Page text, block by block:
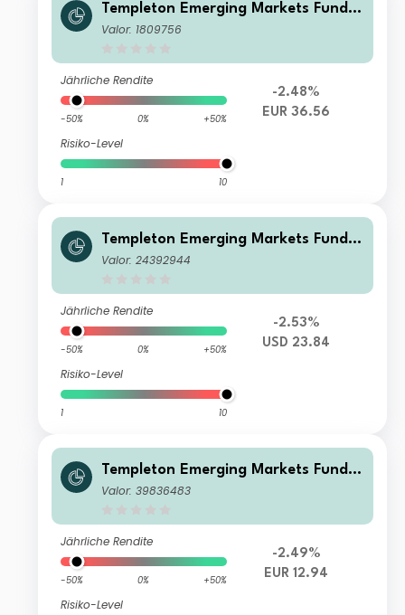
Templeton Emerging Markets Fund
N(acc)EUR
Valor: 1809756
Jährliche Rendite
-50% 0% +50%
Risiko-Level
1 10
-2.48%
EUR 36.56
Templeton Emerging Markets Fund Z
(acc)USD
Valor: 24392944
Jährliche Rendite
-50% 0% +50%
Risiko-Level
1 10
-2.53%
USD 23.84
Templeton Emerging Markets Fund
W(Ydis)EUR-H1
Valor: 39836483
Jährliche Rendite
-50% 0% +50%
Risiko-Level
-2.49%
EUR 12.94